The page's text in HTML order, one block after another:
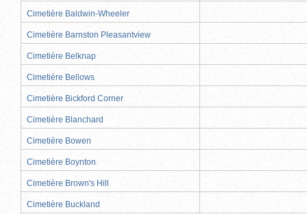
Cimetière Baldwin-Wheeler
Cimetière Barnston Pleasantview
Cimetière Belknap
Cimetière Bellows
Cimetière Bickford Corner
Cimetière Blanchard
Cimetière Bowen
Cimetière Boynton
Cimetière Brown's Hill
Cimetière Buckland